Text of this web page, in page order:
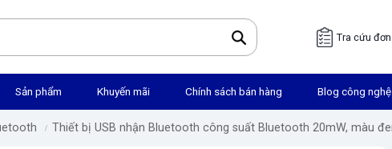
Tra cứu
Sản phẩm Khuyến mãi Chính sách bán hàng Blog công nghệ
Thiết bị USB nhận Bluetooth công suất Bluetooth 20mW, màu